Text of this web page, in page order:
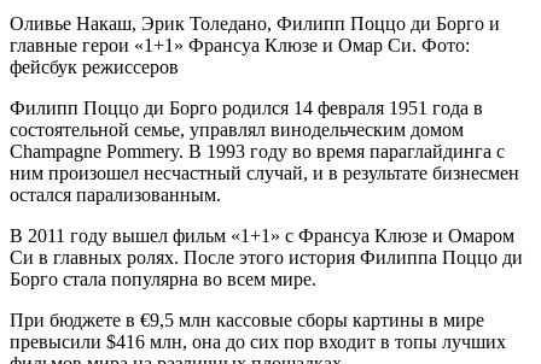
Оливье Накаш, Эрик Толедано, Филипп Поццо ди Борго и
главные герои «1+1» Франсуа Клюзе и Омар Си. Фото:
фейсбук режиссеров
Филипп Поццо ди Борго родился 14 февраля 1951 года в
состоятельной семье, управлял винодельческим домом
Champagne Pommery. В 1993 году во время параглайдинга с
ним произошел несчастный случай, и в результате бизнесмен
остался парализованным.
В 2011 году вышел фильм «1+1» с Франсуа Клюзе и Омаром
Си в главных ролях. После этого история Филиппа Поццо ди
Борго стала популярна во всем мире.
При бюджете в €9,5 млн кассовые сборы картины в мире
превысили $416 млн, она до сих пор входит в топы лучших